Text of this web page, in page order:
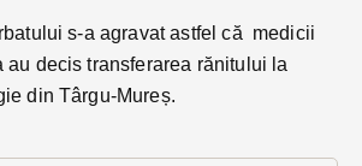
s-a agravat astfel că medicii
au decis transferarea rănitului la
din Târgu-Mureș.